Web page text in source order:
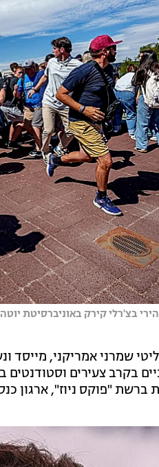
בצ'רלי קירק באוניברסיטת
בקרב צעירים
ברשת "פוקס ניוז", ארגון